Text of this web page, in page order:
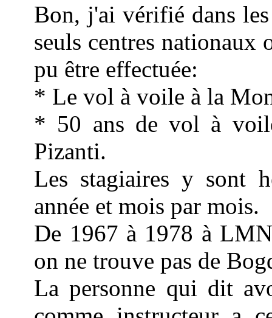
Bon, j'ai vérifié dans
seuls centres
pu être effectuée:
* Le vol à voile à la
* 50 ans de vol à
Pizanti.
Les stagiaires y sont
année et mois par mois.
De 1967 à 1978 à
on ne trouve pas de
La personne qui dit